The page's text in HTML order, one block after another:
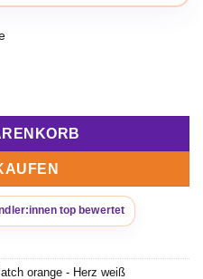
orange-gelb/Patch orange
orange - Herz weiß